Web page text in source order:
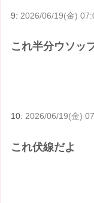
9: 2026/06/19(金)
これ半分ウソッ
10:2026/06/19(金)
これ伏線だよ